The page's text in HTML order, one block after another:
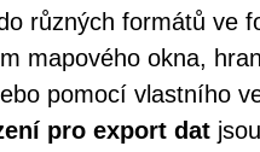
různých formátů ve
mapového okna,
pomocí vlastního
pro export dat